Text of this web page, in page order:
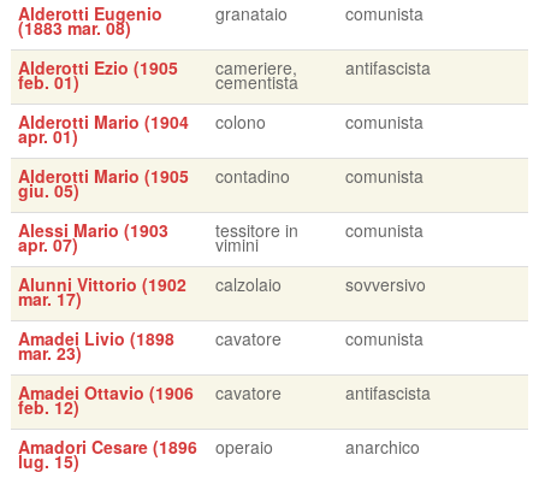
Alderotti Eugenio
(1883 mar. 08)
granataio comunista
Alderotti Ezio (1905
feb. 01)
cameriere,
cementista
antifascista
Alderotti Mario (1904
apr. 01)
colono comunista
Alderotti Mario (1905
giu. 05)
contadino comunista
Alessi Mario (1903
apr. 07)
tessitore in
vimini
comunista
Alunni Vittorio (1902
mar. 17)
calzolaio sovversivo
Amadei Livio (1898
mar. 23)
cavatore comunista
Amadei Ottavio (1906
feb. 12)
cavatore antifascista
Amadori Cesare (1896
lug. 15)
operaio anarchico